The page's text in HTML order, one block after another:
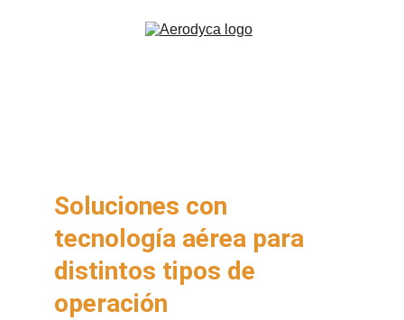
Soluciones con
tecnología aérea para
distintos tipos de
operación